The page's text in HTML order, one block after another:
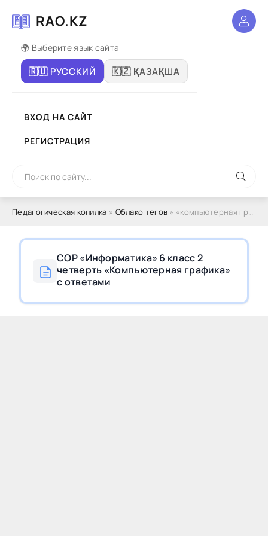
RAO.KZ
🌍 Выберите язык сайта
🇷🇺 РУССКИЙ 🇰🇿 ҚАЗАҚША
ВХОД НА САЙТ
РЕГИСТРАЦИЯ
Педагогическая копилка » Облако тегов » «компьютерная графика»
СОР «Информатика» 6 класс 2
четверть «Компьютерная графика»
с ответами